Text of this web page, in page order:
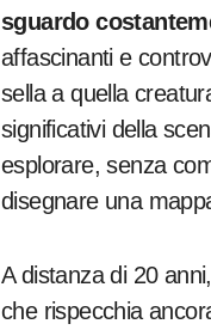
sguardo
affascinanti e
sella a quella
significativi della
esplorare, senza
disegnare una
A distanza di 20
che rispecchia